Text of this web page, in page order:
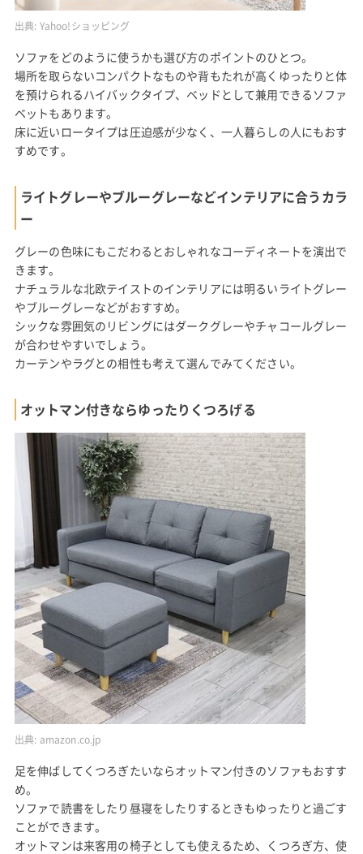
出典: Yahoo!ショッピング
ソファをどのように使うかも選び方のポイントのひとつ。
場所を取らないコンパクトなものや背もたれが高くゆったりと体
を預けられるハイバックタイプ、ベッドとして兼用できるソファ
ベットもあります。
床に近いロータイプは圧迫感が少なく、一人暮らしの人にもおす
すめです。
ライトグレーやブルーグレーなどインテリアに合うカラ
ー
グレーの色味にもこだわるとおしゃれなコーディネートを演出で
きます。
ナチュラルな北欧テイストのインテリアには明るいライトグレー
やブルーグレーなどがおすすめ。
シックな雰囲気のリビングにはダークグレーやチャコールグレー
が合わせやすいでしょう。
カーテンやラグとの相性も考えて選んでみてください。
オットマン付きならゆったりくつろげる
出典: amazon.co.jp
足を伸ばしてくつろぎたいならオットマン付きのソファもおすす
め。
ソファで読書をしたり昼寝をしたりするときもゆったりと過ごす
ことができます。
オットマンは来客用の椅子としても使えるため、くつろぎ方、使